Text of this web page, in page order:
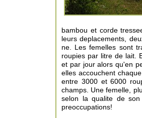
bambou et corde
leurs deplacements,
ne. Les femelles sont
roupies par litre de lait.
et par jour alors qu'en
elles accouchent
entre 3000 et 6000
champs. Une femelle,
selon la qualite de
preoccupations!